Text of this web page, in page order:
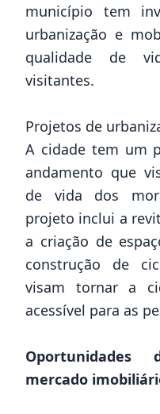
município tem
urbanização e
qualidade de
visitantes.
Projetos de
A cidade tem um
andamento que
de vida dos
projeto inclui a
a criação de
construção de
visam tornar a
acessível para as
mercado